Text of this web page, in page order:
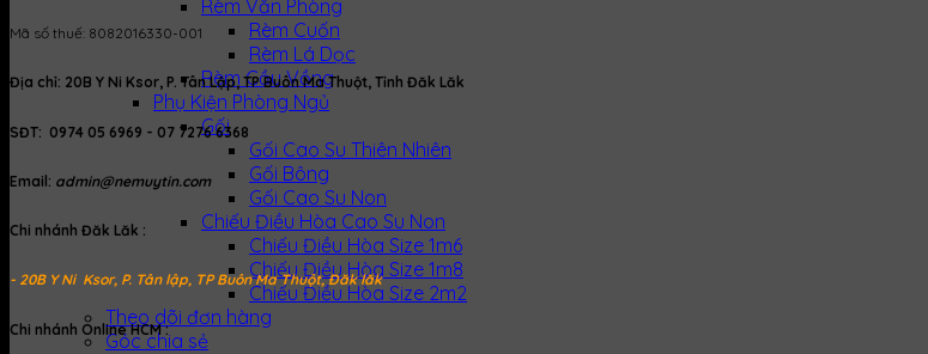
Rèm Văn Phòng
Rèm Cuốn
Rèm Lá Dọc
Rèm Cầu Vồng
Phụ Kiện Phòng Ngủ
Gối
Gối Cao Su Thiên Nhiên
Gối Bông
Gối Cao Su Non
Chiếu Điều Hòa Cao Su Non
Chiếu Điều Hòa Size 1m6
Chiếu Điều Hòa Size 1m8
Chiếu Điều Hòa Size 2m2
Theo dõi đơn hàng
Góc chia sẻ
Mã số thuế: 8082016330-001
Địa chỉ: 20B Y Ni Ksor, P. Tân Lập, TP Buôn Ma Thuột, Tỉnh Đăk Lăk
SĐT: 0974 05 6969 - 07 7276 6368
Email: admin@nemuytin.com
Chi nhánh Đăk Lăk :
- 20B Y Ni Ksor, P. Tân lập, TP Buôn Ma Thuột, Đăk lăk
Chi nhánh Online HCM :